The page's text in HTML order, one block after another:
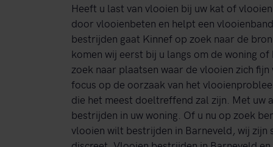
Heeft u last van vlooien bij uw kat of
door vlooienbeten en helpt een
bestrijden gaat Kinnef op zoek naar de
komen wij eerst bij u langs om de woning
zoek naar plaatsen waar de vlooien zich
focus op de oorzaak van het
die het meest doeltreffend zal zijn. Met uw
bestrijden in uw woning. Of u nu op zoek
vlooien wilt bestrijden in Barneveld, wij